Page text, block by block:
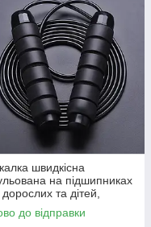
швидкісна
на підшипниках
та дітей,
кросфіту, схуднення,
5X
до відправки